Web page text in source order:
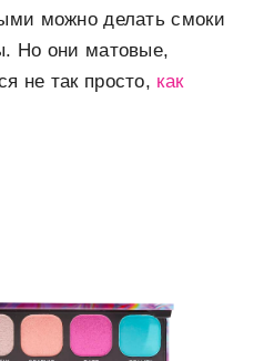
можно делать смоки
Но они матовые,
не так просто, как